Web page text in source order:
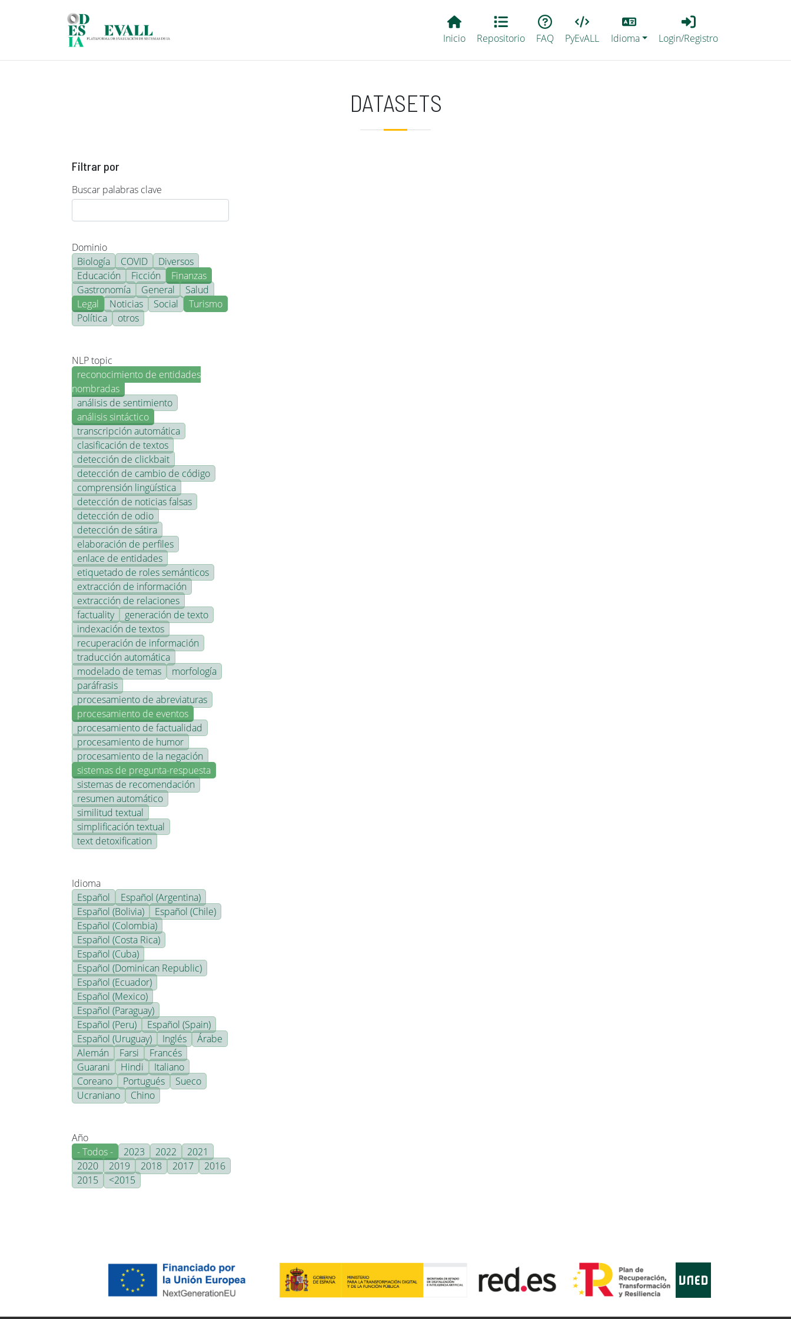
Main EvALL
Inicio Repositorio FAQ PyEvALL
Lang
Idioma
Login_Registro
Login/Registro
DATASETS
Filtrar por
Buscar palabras clave
Dominio
Biología
COVID
Diversos
Educación
Ficción
Finanzas
Gastronomía
General
Salud
Legal
Noticias Social
Turismo
Política
otros
NLP topic
reconocimiento de entidades
nombradas
análisis de sentimiento
análisis sintáctico
transcripción automática
clasificación de textos
detección de clickbait
detección de cambio de código
comprensión lingüística
detección de noticias falsas
detección de odio
detección de sátira
elaboración de perfiles
enlace de entidades
etiquetado de roles semánticos
extracción de información
extracción de relaciones
factuality
generación de texto
indexación de textos
recuperación de información
traducción automática
modelado de temas
morfología
paráfrasis
procesamiento de abreviaturas
procesamiento de eventos
procesamiento de factualidad
procesamiento de humor
procesamiento de la negación
sistemas de pregunta-respuesta
sistemas de recomendación
resumen automático
similitud textual
simplificación textual
text detoxification
Idioma
Español
Español (Argentina)
Español (Bolivia)
Español (Chile)
Español (Colombia)
Español (Costa Rica)
Español (Cuba)
Español (Dominican Republic)
Español (Ecuador)
Español (Mexico)
Español (Paraguay)
Español (Peru)
Español (Spain)
Español (Uruguay)
Inglés
Árabe
Alemán
Farsi
Francés
Guarani
Hindi
Italiano
Coreano
Portugués
Sueco
Ucraniano
Chino
Año
- Todos -
2023 2022
2021
2020
2019 2018 2017
2016
2015
<2015